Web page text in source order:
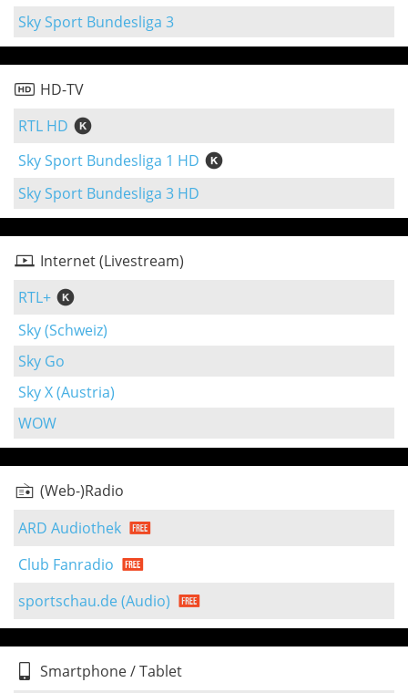
Sky Sport Bundesliga 3
HD-TV
RTL HD
Sky Sport Bundesliga 1 HD
Sky Sport Bundesliga 3 HD
Internet (Livestream)
RTL+
Sky (Schweiz)
Sky Go
Sky X (Austria)
WOW
(Web-)Radio
ARD Audiothek
Club Fanradio
sportschau.de (Audio)
Smartphone / Tablet